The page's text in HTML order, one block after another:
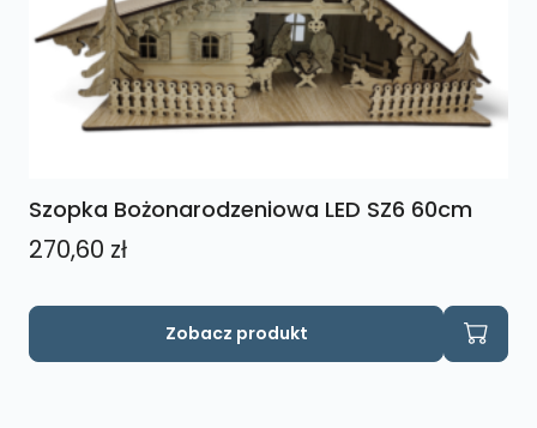
Szopka Bożonarodzeniowa LED SZ6 60cm
270,60 zł
Zobacz produkt